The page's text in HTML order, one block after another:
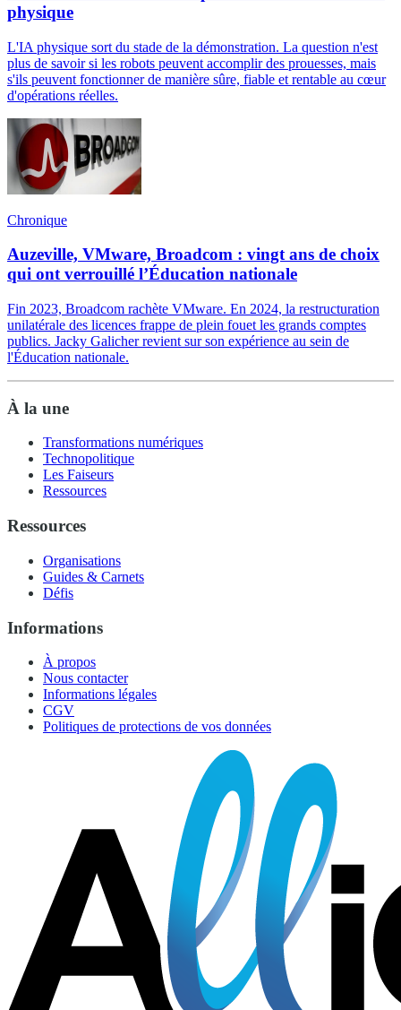
physique
L'IA physique sort du stade de la démonstration. La question n'est
plus de savoir si les robots peuvent accomplir des prouesses, mais
s'ils peuvent fonctionner de manière sûre, fiable et rentable au cœur
d'opérations réelles.
Chronique
Auzeville, VMware, Broadcom : vingt ans de choix
qui ont verrouillé l’Éducation nationale
Fin 2023, Broadcom rachète VMware. En 2024, la restructuration
unilatérale des licences frappe de plein fouet les grands comptes
publics. Jacky Galicher revient sur son expérience au sein de
l'Éducation nationale.
À la une
Transformations numériques
Technopolitique
Les Faiseurs
Ressources
Ressources
Organisations
Guides & Carnets
Défis
Informations
À propos
Nous contacter
Informations légales
CGV
Politiques de protections de vos données